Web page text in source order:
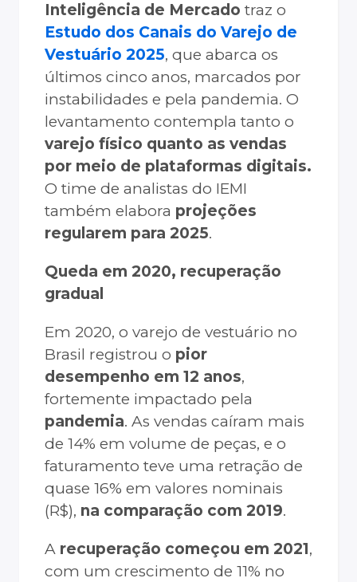
Inteligência de Mercado traz o
Estudo dos Canais do Varejo de
Vestuário 2025, que abarca os
últimos cinco anos, marcados por
instabilidades e pela pandemia. O
levantamento contempla tanto o
varejo físico quanto as vendas
por meio de plataformas digitais.
O time de analistas do IEMI
também elabora projeções
regularem para 2025.
Queda em 2020, recuperação
gradual
Em 2020, o varejo de vestuário no
Brasil registrou o pior
desempenho em 12 anos,
fortemente impactado pela
pandemia. As vendas caíram mais
de 14% em volume de peças, e o
faturamento teve uma retração de
quase 16% em valores nominais
(R$), na comparação com 2019.
A recuperação começou em 2021,
com um crescimento de 11% no